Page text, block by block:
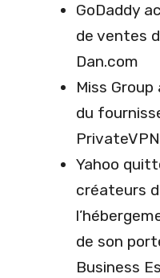
GoDaddy
de ventes
Dan.com
Miss Group
du
Yahoo
créateurs
de son
Business